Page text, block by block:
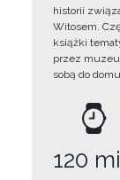
historii
Witosem.
książki
przez
sobą do
120